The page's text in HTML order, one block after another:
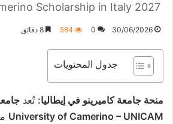
Scholarship in Italy 2027
30/06/2026
0
584
جدول المحتويات
منحة جامعة كاميرينو في إيطاليا: تُعد
University of Camerino – UNICAM